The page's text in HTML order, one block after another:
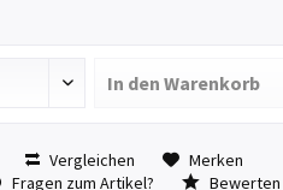
In den Warenkorb
Vergleichen
Merken
Fragen zum Artikel?
Bewerten